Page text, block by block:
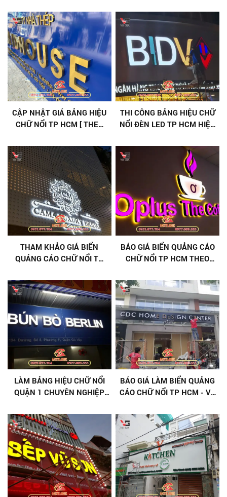
CẬP NHẬT GIÁ BẢNG HIỆU
CHỮ NỔI TP HCM [ THEO
THI CÔNG BẢNG HIỆU CHỮ
NỔI ĐÈN LED TP HCM HIỆN
THAM KHẢO GIÁ BIỂN
QUẢNG CÁO CHỮ NỔI TP
BÁO GIÁ BIỂN QUẢNG CÁO
CHỮ NỔI TP HCM THEO
LÀM BẢNG HIỆU CHỮ NỔI
QUẬN 1 CHUYÊN NGHIỆP,
BÁO GIÁ LÀM BIỂN QUẢNG
CÁO CHỮ NỔI TP HCM - VŨ